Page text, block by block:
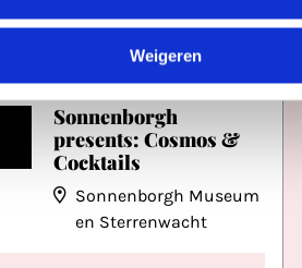
Weigeren
Sonnenborgh
presents: Cosmos &
Cocktails
Sonnenborgh Museum
en Sterrenwacht